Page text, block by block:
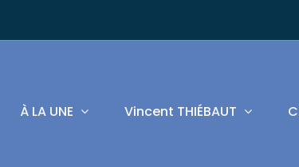
À LA UNE Vincent THIÉBAUT